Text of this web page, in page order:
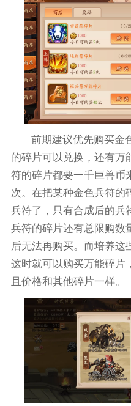
前期建议优先购买金
的碎片可以兑换，还有万
符的碎片都要一千巨兽币
次。在把某种金色兵符的
兵符了，只有合成后的兵
兵符的碎片还有总限购数
后无法再购买。而培养这
这时就可以购买万能碎片
且价格和其他碎片一样。